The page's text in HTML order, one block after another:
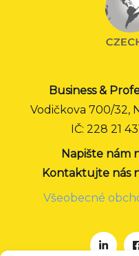
Business &
Vodičkova 700/32,
IČ: 228 21
Napište nám
Kontaktujte nás
Všeobecné